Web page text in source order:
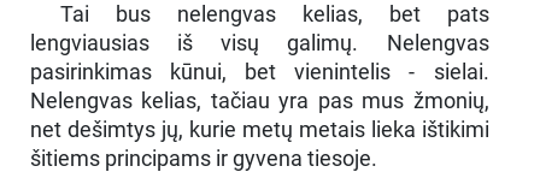
Tai bus nelengvas kelias, bet pats
lengviausias iš visų galimų. Nelengvas
pasirinkimas kūnui, bet vienintelis - sielai.
Nelengvas kelias, tačiau yra pas mus žmonių,
net dešimtys jų, kurie metų metais lieka ištikimi
šitiems principams ir gyvena tiesoje.